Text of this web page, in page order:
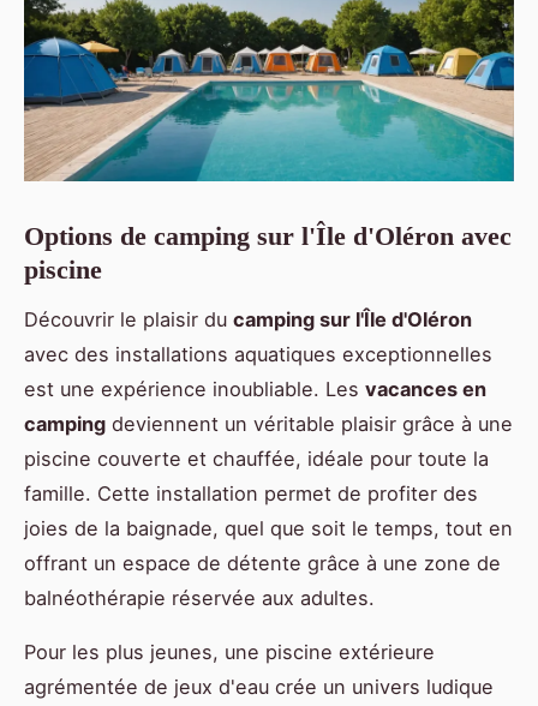
Options de camping sur l'Île d'Oléron avec
piscine
Découvrir le plaisir du camping sur l'Île d'Oléron
avec des installations aquatiques exceptionnelles
est une expérience inoubliable. Les vacances en
camping deviennent un véritable plaisir grâce à une
piscine couverte et chauffée, idéale pour toute la
famille. Cette installation permet de profiter des
joies de la baignade, quel que soit le temps, tout en
offrant un espace de détente grâce à une zone de
balnéothérapie réservée aux adultes.
Pour les plus jeunes, une piscine extérieure
agrémentée de jeux d'eau crée un univers ludique